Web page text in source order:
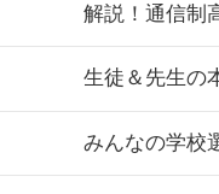
解説！通信制
生徒＆先生の
みんなの学校